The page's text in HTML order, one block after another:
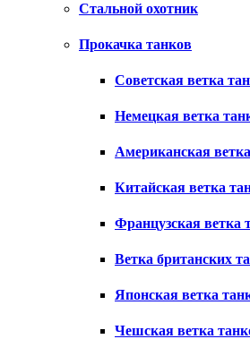
Стальной охотник
Прокачка танков
Советская ветка
Немецкая ветка
Американская
Китайская ветка
Французская ветка
Ветка британских
Японская ветка
Чешская ветка